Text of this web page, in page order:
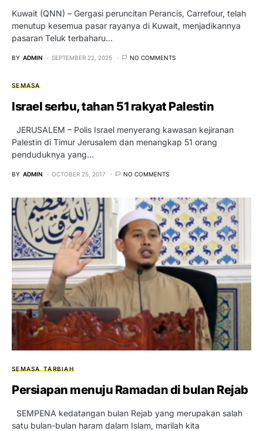
Kuwait (QNN) – Gergasi peruncitan Perancis, Carrefour, telah
menutup kesemua pasar rayanya di Kuwait, menjadikannya
pasaran Teluk terbaharu…
BY ADMIN SEPTEMBER 22, 2025 NO COMMENTS
SEMASA
Israel serbu, tahan 51 rakyat Palestin
JERUSALEM – Polis Israel menyerang kawasan kejiranan
Palestin di Timur Jerusalem dan menangkap 51 orang
penduduknya yang…
BY ADMIN OCTOBER 25, 2017 NO COMMENTS
SEMASA TARBIAH
Persiapan menuju Ramadan di bulan Rejab
SEMPENA kedatangan bulan Rejab yang merupakan salah
satu bulan-bulan haram dalam Islam, marilah kita